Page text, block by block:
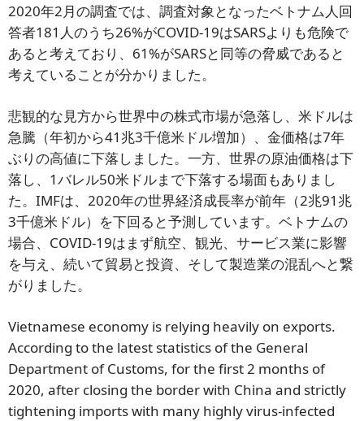
2020年2月の調査では、調査対象となったベトナム人回
答者181人のうち26%がCOVID-19はSARSよりも危険で
あると考えており、61%がSARSと同等の脅威であると
考えていることが分かりました。
悲観的な見方から世界中の株式市場が急落し、米ドルは
急騰（年初から41兆3千億米ドル増加）、金価格は7年
ぶりの高値に下落しました。一方、世界の原油価格は下
落し、1バレル50米ドルまで下落する場面もありまし
た。IMFは、2020年の世界経済成長率が前年（2兆91兆
3千億米ドル）を下回ると予測しています。ベトナムの
場合、COVID-19はまず航空、観光、サービス業に影響
を与え、続いて貿易と投資、そして製造業の混乱へと繋
がりました。
Vietnamese economy is relying heavily on exports.
According to the latest statistics of the General
Department of Customs, for the first 2 months of
2020, after closing the border with China and strictly
tightening imports with many highly virus-infected